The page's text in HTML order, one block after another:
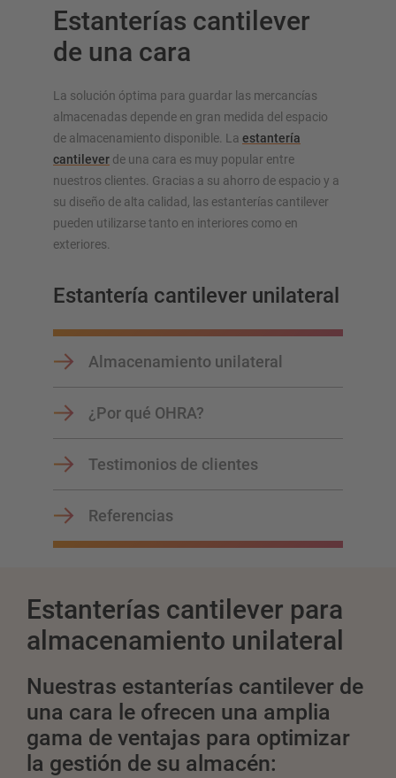
Estanterías cantilever
de una cara
La solución óptima para guardar las mercancías
almacenadas depende en gran medida del espacio
de almacenamiento disponible. La estantería
cantilever de una cara es muy popular entre
nuestros clientes. Gracias a su ahorro de espacio y a
su diseño de alta calidad, las estanterías cantilever
pueden utilizarse tanto en interiores como en
exteriores.
Estantería cantilever unilateral
Almacenamiento unilateral
¿Por qué OHRA?
Testimonios de clientes
Referencias
Estanterías cantilever para
almacenamiento unilateral
Nuestras estanterías cantilever de
una cara le ofrecen una amplia
gama de ventajas para optimizar
la gestión de su almacén:
SISTEMAS DE ALMACENAMIENTO
Estanterías para palés
Estanterías móviles
Estanterías dinámicas
Naves autoportantes
Entreplantas
Estanterías verticales
nuestros configuradores – incluida la consulta directa